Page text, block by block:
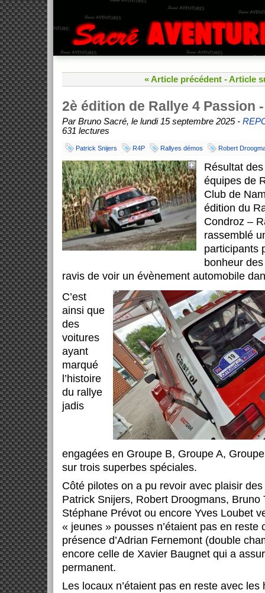
« Article précédent -Article
2è édition de Rallye 4 Passion
Par Bruno Sacré, le lundi 15 septembre 2025 -
631 lectures
Patrick Snijers R4P Rallyes démos Robert
Résultat
équipes de
Club de
édition du
Condroz –
rassemblé
participants
bonheur
ravis de voir un évènement automobile
C’est
ainsi que
des
voitures
ayant
marqué
l’histoire
du rallye
jadis
engagées en Groupe B, Groupe A,
sur trois superbes spéciales.
Côté pilotes on a pu revoir avec plaisir
Patrick Snijers, Robert Droogmans, Bruno
Stéphane Prévot ou encore Yves Loubet
« jeunes » pousses n’étaient pas en reste
présence d’Adrian Fernemont (double
encore celle de Xavier Baugnet qui a
permanent.
Les locaux n’étaient pas en reste avec les